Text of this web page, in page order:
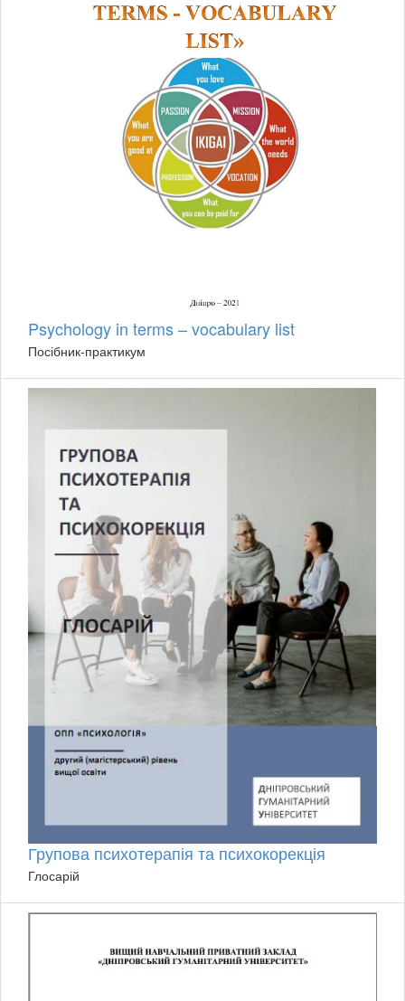
Psychology in terms – vocabulary list
Посібник-практикум
Групова психотерапія та психокорекція
Глосарій